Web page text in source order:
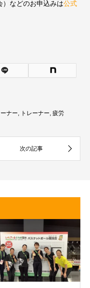
などのお申込みは公式
ナー トレーナー 疲労